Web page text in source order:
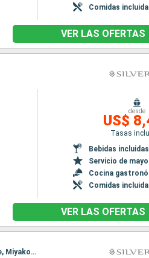
Comidas
VER LAS OFERTAS
desde
US$
Tasas
Bebidas incluidas
Servicio de
Cocina
Comidas
VER LAS OFERTAS
Itinerario : Incheon, Nagasaki, Fukuoka, Sakai-Minato, Maizuru, Kanazawa, Niigata, aomori, Hakodate, Miyako, Tokyo